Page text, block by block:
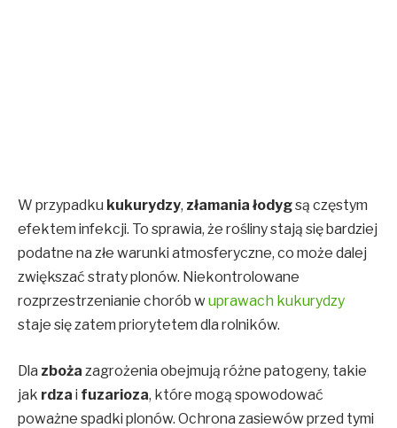
W przypadku kukurydzy, złamania łodygsą częstym
efektem infekcji. To sprawia, że rośliny stają się bardziej
podatne na złe warunki atmosferyczne, co może dalej
zwiększać straty plonów. Niekontrolowane
rozprzestrzenianie chorób w uprawach kukurydzy
staje się zatem priorytetem dla rolników.
Dla zboża zagrożenia obejmują różne patogeny, takie
jak rdza i fuzarioza, które mogą spowodować
poważne spadki plonów. Ochrona zasiewów przed tymi